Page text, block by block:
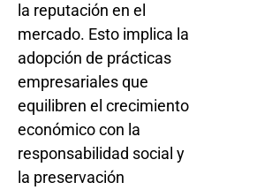
la reputación en el
mercado. Esto implica la
adopción de prácticas
empresariales que
equilibren el crecimiento
económico con la
responsabilidad social y
la preservación